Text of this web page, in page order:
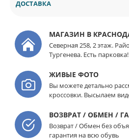
ДОСТАВКА
МАГАЗИН В
Северная 258, 2 этаж.
Тургенева. Есть
ЖИВЫЕ ФОТО
Вы можете детально
кроссовки. Высылаем
ВОЗВРАТ / ОБМЕН /
Возврат / Обмен без
гарантия на всю обувь